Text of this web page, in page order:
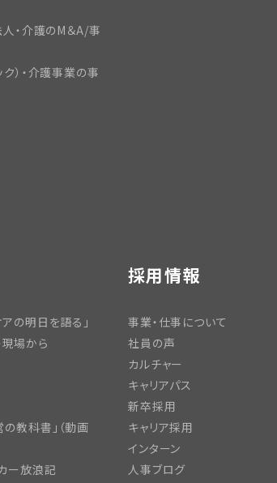
・介護のM＆A/事
）・介護事業の事
の明日を語る」
場から
教科書」（動画
ー放浪記
採用情報
事業・仕事について
社員の声
カルチャー
キャリアパス
新卒採用
キャリア採用
インターン
人事ブログ